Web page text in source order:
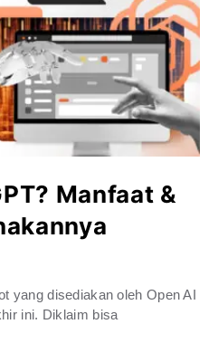
Manfaat &
yang disediakan oleh Open AI
ini. Diklaim bisa